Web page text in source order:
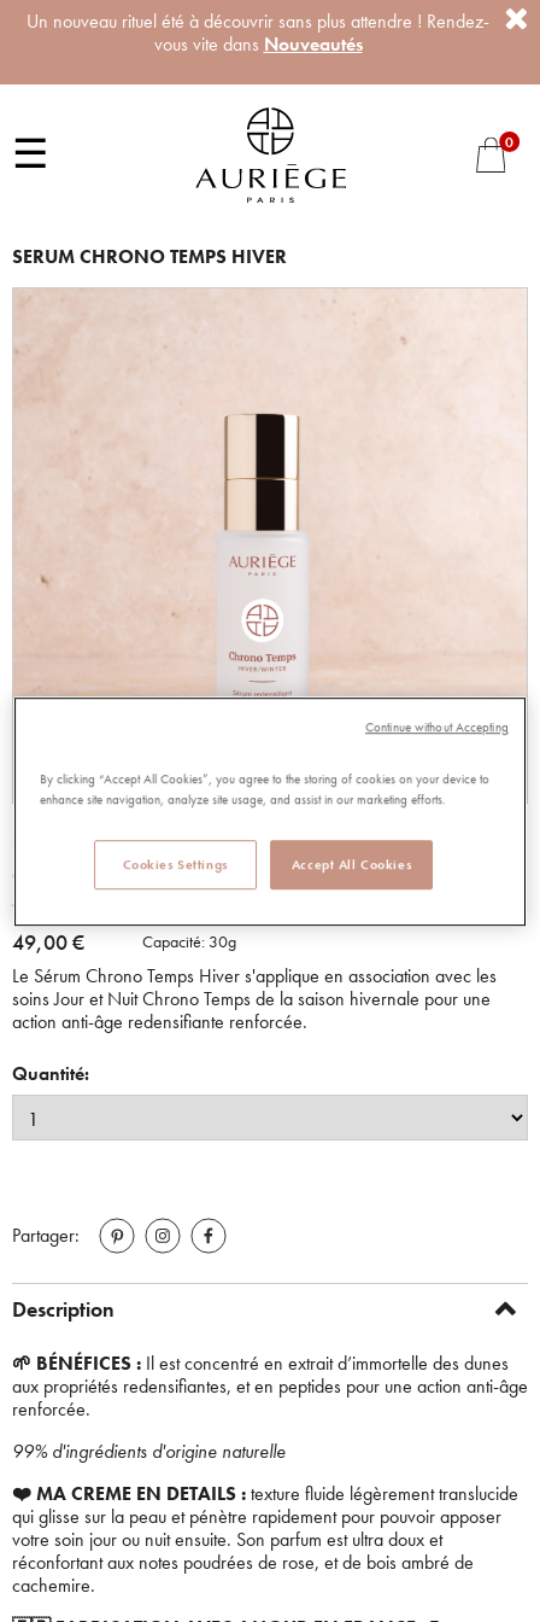
Un nouveau rituel été à découvrir sans plus attendre ! Rendez-
vous vite dans Nouveautés
☰ 0
SERUM CHRONO TEMPS HIVER
SERUM CHRONO TEMPS HIVER
96992
4.75 out of 5 Customer Rating
49,00 € Capacité: 30g
Le Sérum Chrono Temps Hiver s'applique en association avec les
soins Jour et Nuit Chrono Temps de la saison hivernale pour une
action anti-âge redensifiante renforcée.
Quantité:
Partager:
Description
🌱 BÉNÉFICES : Il est concentré en extrait d’immortelle des dunes
aux propriétés redensifiantes, et en peptides pour une action anti-âge
renforcée.
99% d'ingrédients d'origine naturelle
❤️ MA CREME EN DETAILS :texture fluide légèrement translucide
qui glisse sur la peau et pénètre rapidement pour pouvoir apposer
votre soin jour ou nuit ensuite. Son parfum est ultra doux et
réconfortant aux notes poudrées de rose, et de bois ambré de
cachemire.
By clicking “Accept All Cookies”, you agree to the storing of cookies on your device to
enhance site navigation, analyze site usage, and assist in our marketing efforts.
Accept All Cookies
Cookies Settings
Continue without Accepting